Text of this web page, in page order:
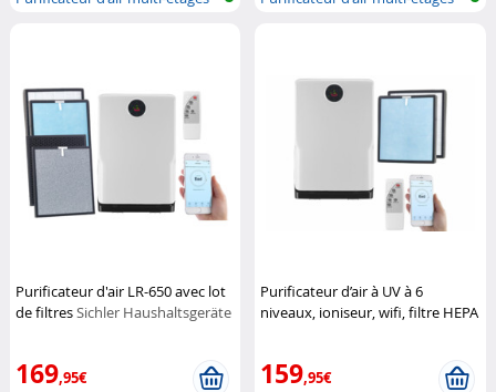
Purificateur d'air LR-650 avec lot
de filtresSichler Haushaltsgeräte
169,95€
Purificateur d’air à UV à 6
niveaux, ioniseur, wifi, filtre HEPA
159,95€